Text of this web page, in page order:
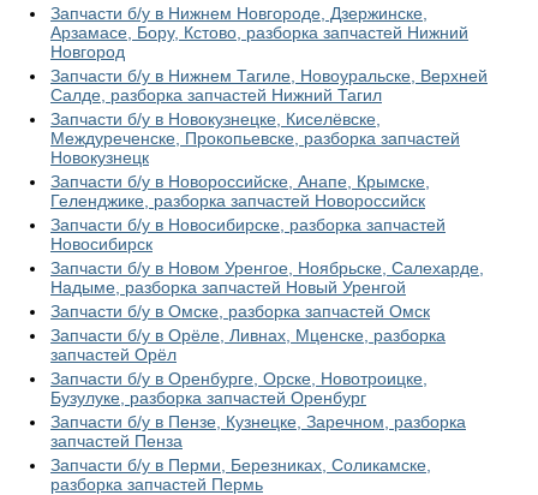
Запчасти б/у в Нижнем Новгороде, Дзержинске,
Арзамасе, Бору, Кстово, разборка запчастей Нижний
Новгород
Запчасти б/у в Нижнем Тагиле, Новоуральске, Верхней
Салде, разборка запчастей Нижний Тагил
Запчасти б/у в Новокузнецке, Киселёвске,
Междуреченске, Прокопьевске, разборка запчастей
Новокузнецк
Запчасти б/у в Новороссийске, Анапе, Крымске,
Геленджике, разборка запчастей Новороссийск
Запчасти б/у в Новосибирске, разборка запчастей
Новосибирск
Запчасти б/у в Новом Уренгое, Ноябрьске, Салехарде,
Надыме, разборка запчастей Новый Уренгой
Запчасти б/у в Омске, разборка запчастей Омск
Запчасти б/у в Орёле, Ливнах, Мценске, разборка
запчастей Орёл
Запчасти б/у в Оренбурге, Орске, Новотроицке,
Бузулуке, разборка запчастей Оренбург
Запчасти б/у в Пензе, Кузнецке, Заречном, разборка
запчастей Пенза
Запчасти б/у в Перми, Березниках, Соликамске,
разборка запчастей Пермь